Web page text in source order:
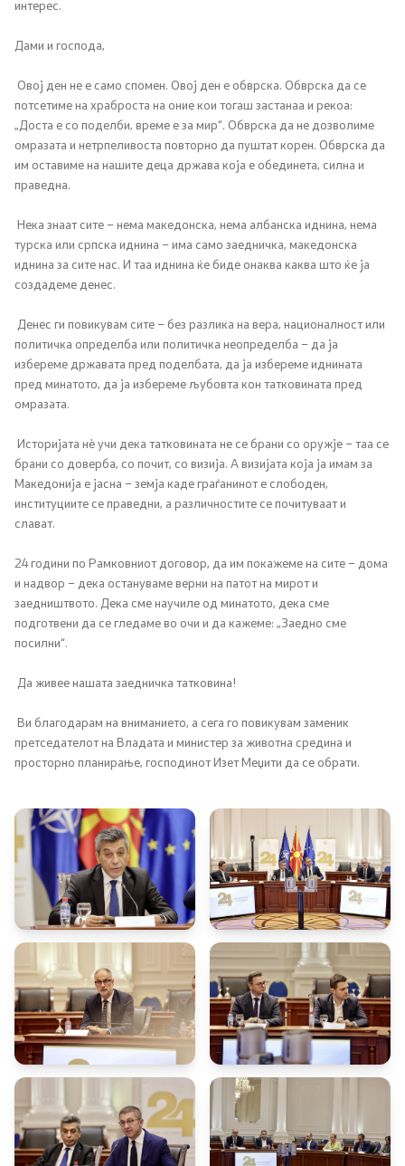
интерес.
Дами и господа,
Овој ден не е само спомен. Овој ден е обврска. Обврска да се
потсетиме на храброста на оние кои тогаш застанаа и рекоа:
„Доста е со поделби, време е за мир“. Обврска да не дозволиме
омразата и нетрпеливоста повторно да пуштат корен. Обврска да
им оставиме на нашите деца држава која е обединета, силна и
праведна.
Нека знаат сите – нема македонска, нема албанска иднина, нема
турска или српска иднина – има само заедничка, македонска
иднина за сите нас. И таа иднина ќе биде онаква каква што ќе ја
создадеме денес.
Денес ги повикувам сите – без разлика на вера, националност или
политичка определба или политичка неопределба – да ја
избереме државата пред поделбата, да ја избереме иднината
пред минатото, да ја избереме љубовта кон татковината пред
омразата.
Историјата нè учи дека татковината не се брани со оружје – таа се
брани со доверба, со почит, со визија. А визијата која ја имам за
Македонија е јасна – земја каде граѓанинот е слободен,
институциите се праведни, а различностите се почитуваат и
слават.
24 години по Рамковниот договор, да им покажеме на сите – дома
и надвор – дека остануваме верни на патот на мирот и
заедништвото. Дека сме научиле од минатото, дека сме
подготвени да се гледаме во очи и да кажеме: „Заедно сме
посилни“.
Да живее нашата заедничка татковина!
Ви благодарам на вниманието, а сега го повикувам заменик
претседателот на Владата и министер за животна средина и
просторно планирање, господинот Изет Меџити да се обрати.